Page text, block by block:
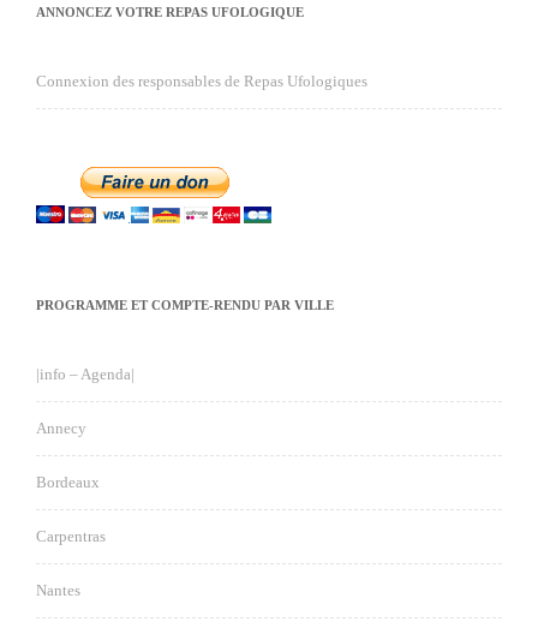
ANNONCEZ VOTRE REPAS UFOLOGIQUE
Connexion des responsables de Repas Ufologiques
PROGRAMME ET COMPTE-RENDU PAR VILLE
|info – Agenda|
Annecy
Bordeaux
Carpentras
Nantes